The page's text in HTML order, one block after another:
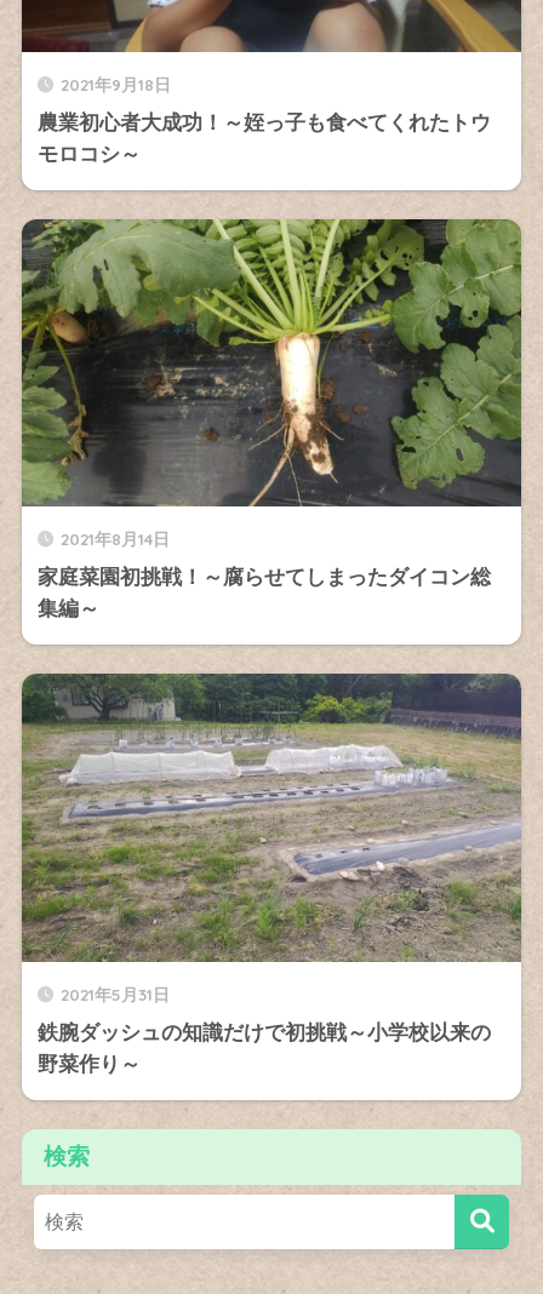
2021年9月18日
農業初心者大成功！～姪っ子も食べてくれたトウ
モロコシ～
2021年8月14日
家庭菜園初挑戦！～腐らせてしまったダイコン総
集編～
2021年5月31日
鉄腕ダッシュの知識だけで初挑戦～小学校以来の
野菜作り～
検索